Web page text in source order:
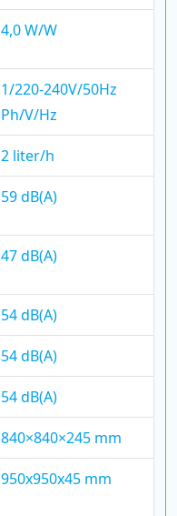
4,0 W/W
1/220-240V/50Hz
Ph/V/Hz
2 liter/h
59 dB(A)
47 dB(A)
54 dB(A)
54 dB(A)
54 dB(A)
840×840×245 mm
950x950x45 mm